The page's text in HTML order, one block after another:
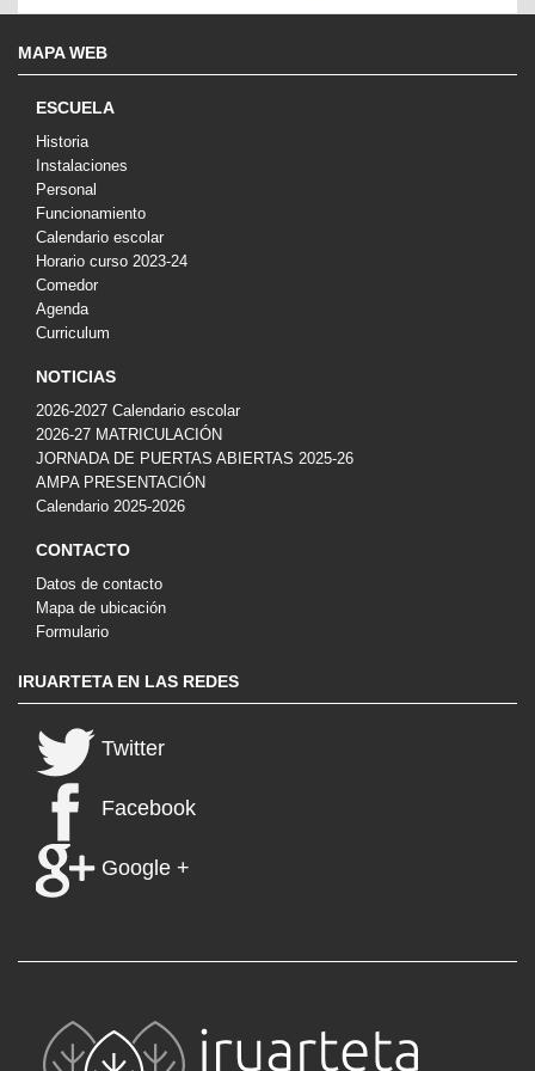
MAPA WEB
ESCUELA
Historia
Instalaciones
Personal
Funcionamiento
Calendario escolar
Horario curso 2023-24
Comedor
Agenda
Curriculum
NOTICIAS
2026-2027 Calendario escolar
2026-27 MATRICULACIÓN
JORNADA DE PUERTAS ABIERTAS 2025-26
AMPA PRESENTACIÓN
Calendario 2025-2026
CONTACTO
Datos de contacto
Mapa de ubicación
Formulario
IRUARTETA EN LAS REDES
Twitter
Facebook
Google +